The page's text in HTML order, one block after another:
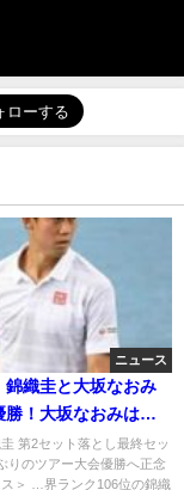
ニュース
錦織圭と大坂なおみ
！大坂なおみは二
？次回は全豪オープ
圭 第2セット落とし最終セッ
りのツアー大会優勝へ正念
＞ …界ランク106位の錦織